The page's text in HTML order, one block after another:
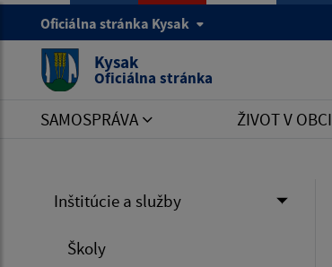
Oficiálna stránka Kysak
Kysak
Oficiálna stránka
SAMOSPRÁVA ŽIVOT V OBCI
Inštitúcie a služby
Školy